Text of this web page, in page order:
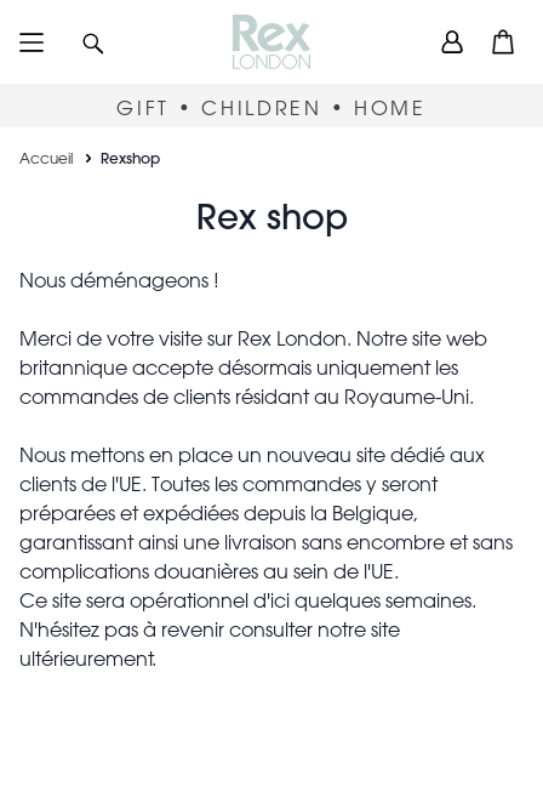
User
GIFT • CHILDREN • HOME
Breadcrumb
Accueil Rexshop
Rex shop
Nous déménageons !
Merci de votre visite sur Rex London. Notre site web
britannique accepte désormais uniquement les
commandes de clients résidant au Royaume-Uni.
Nous mettons en place un nouveau site dédié aux
clients de l'UE. Toutes les commandes y seront
préparées et expédiées depuis la Belgique,
garantissant ainsi une livraison sans encombre et sans
complications douanières au sein de l'UE.
Ce site sera opérationnel d'ici quelques semaines.
N'hésitez pas à revenir consulter notre site
ultérieurement.